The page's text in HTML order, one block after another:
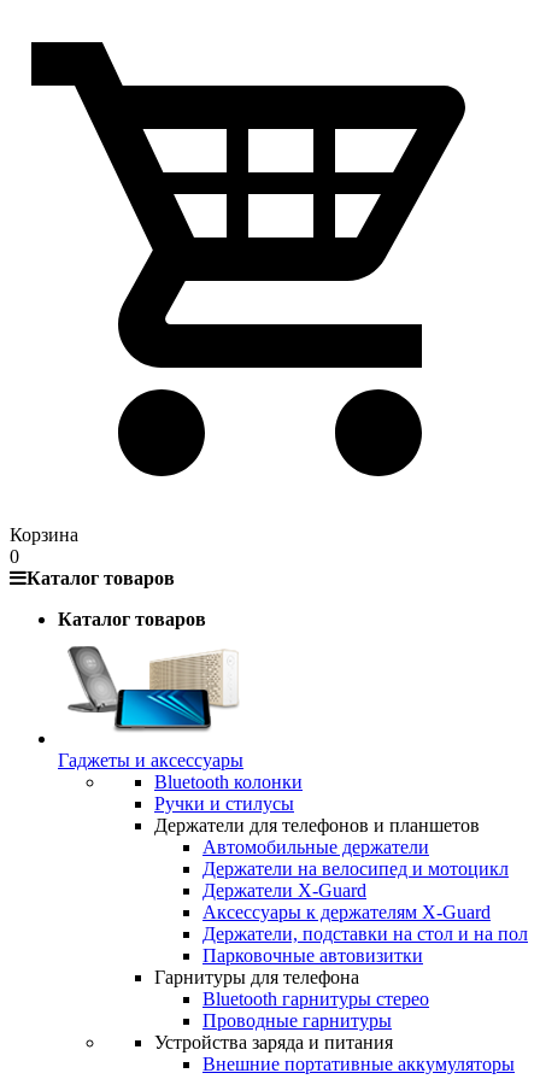
Корзина
0
Каталог товаров
Каталог товаров
Гаджеты и аксессуары
Bluetooth колонки
Ручки и стилусы
Держатели для телефонов и планшетов
Автомобильные держатели
Держатели на велосипед и мотоцикл
Держатели X-Guard
Аксессуары к держателям X-Guard
Держатели, подставки на стол и на пол
Парковочные автовизитки
Гарнитуры для телефона
Bluetooth гарнитуры стерео
Проводные гарнитуры
Устройства заряда и питания
Внешние портативные аккумуляторы